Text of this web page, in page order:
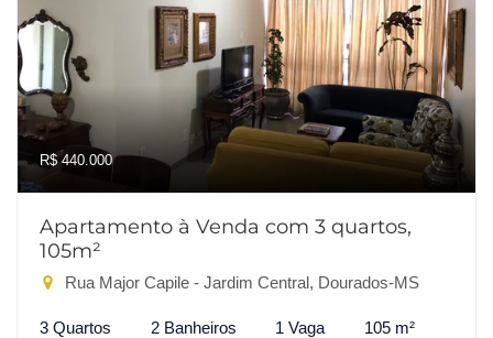
R$ 440.000
Apartamento à Venda com 3 quartos,
105m²
Rua Major Capile - Jardim Central, Dourados-MS
3 Quartos 2 Banheiros 1 Vaga 105 m²